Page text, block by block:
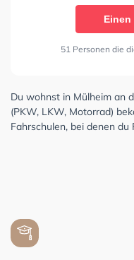
Einen
51 Personen die
Du wohnst in Mülheim an
(PKW, LKW, Motorrad)
Fahrschulen, bei denen